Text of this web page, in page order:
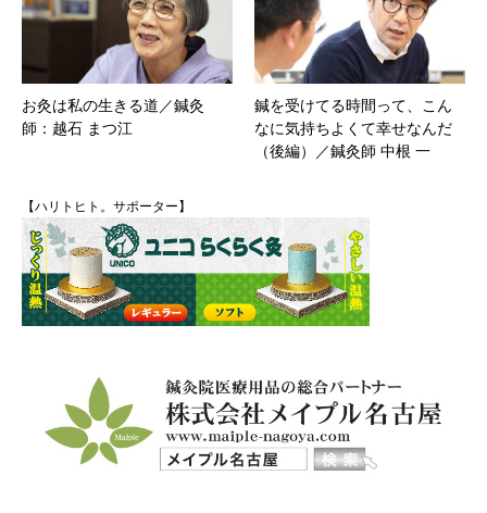
お灸は私の生きる道／鍼灸
師：越石 まつ江
鍼を受けてる時間って、こん
なに気持ちよくて幸せなんだ
（後編）／鍼灸師 中根 一
【ハリトヒト。サポーター】